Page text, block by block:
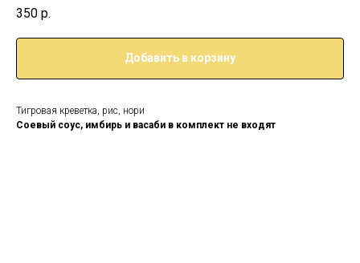
350 р.
Добавить в корзину
Тигровая креветка, рис, нори
Соевый соус, имбирь и васаби в комплект не входят